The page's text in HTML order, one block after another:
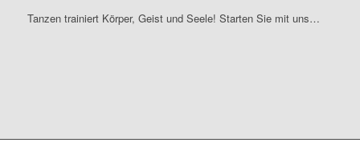
Tanzen trainiert Körper, Geist und Seele! Starten Sie mit uns…